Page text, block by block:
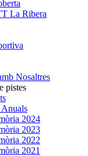
La Ribera
Nosaltres
pistes
2024
2023
2022
2021